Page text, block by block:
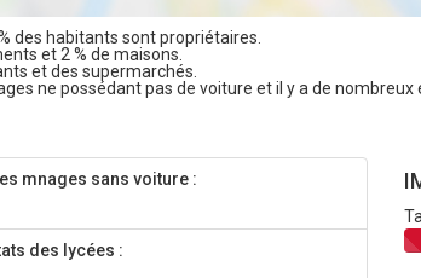
des habitants sont propriétaires.
et 2 % de maisons.
et des supermarchés.
ne possédant pas de voiture et il y a de nombreux
mnages sans voiture :
des lycées :